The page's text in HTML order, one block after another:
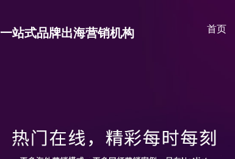
一站式品牌出海营销机构 首页